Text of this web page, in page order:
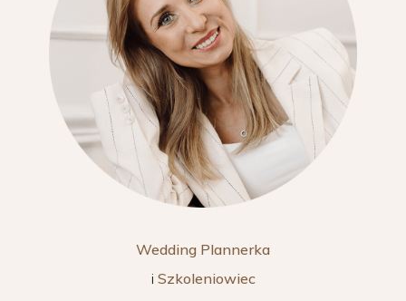
Wedding Plannerka
i Szkoleniowiec